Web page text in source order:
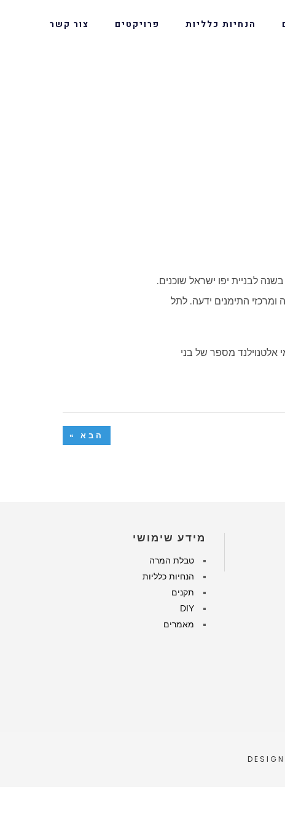
הנחיות כלליות פרויקטים צור קשר
לבניית יפו ישראל שוכנים.
התימנים ידעה. לתל
אלטנוילנד מספר של בני
הבא »
מידע שימושי
טבלת המרה
הנחיות כלליות
תקנים
DIY
מאמרים